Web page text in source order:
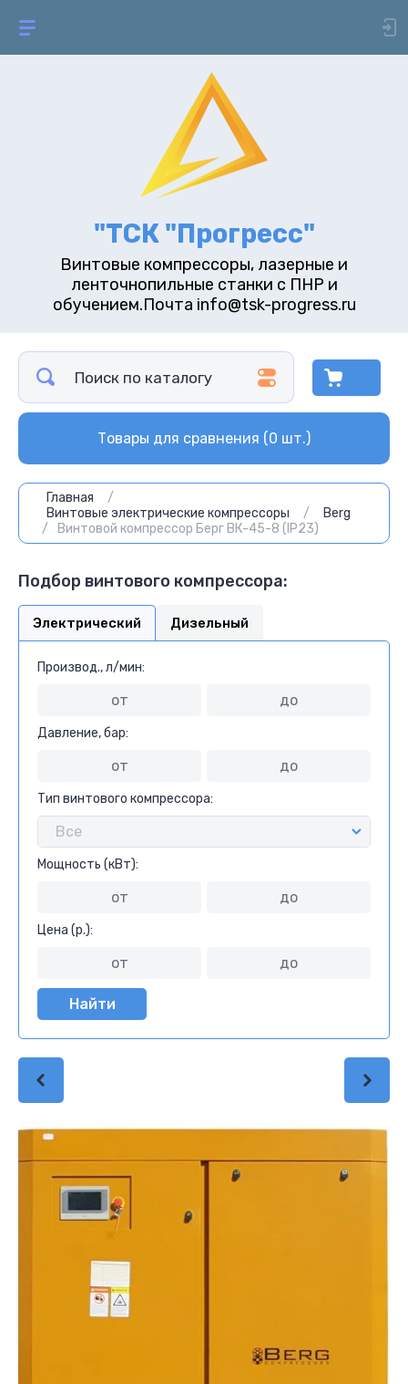
"ТСК "Прогресс"
Винтовые компрессоры, лазерные и
ленточнопильные станки с ПНР и
обучением.Почта info@tsk-progress.ru
Товары для сравнения (0 шт.)
Главная
/
Винтовые электрические компрессоры
/
Berg
/
Винтовой компрессор Берг ВК-45-8 (IP23)
Подбор винтового компрессора:
Электрический Дизельный
Производ., л/мин:
Давление, бар:
Тип винтового компрессора:
Мощность (кВт):
Цена (р.):
Найти